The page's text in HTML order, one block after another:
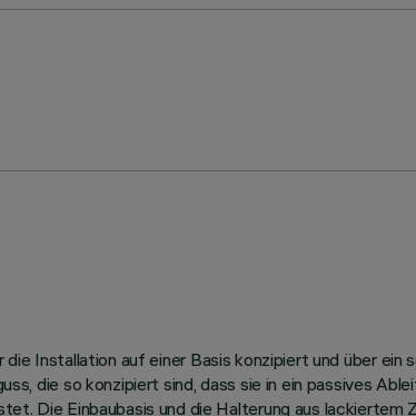
Installation auf einer Basis konzipiert und über
die so konzipiert sind, dass sie in ein passives
Die Einbaubasis und die Halterung aus